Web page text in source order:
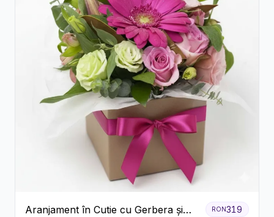
Aranjament în Cutie cu Gerbera și
RON319